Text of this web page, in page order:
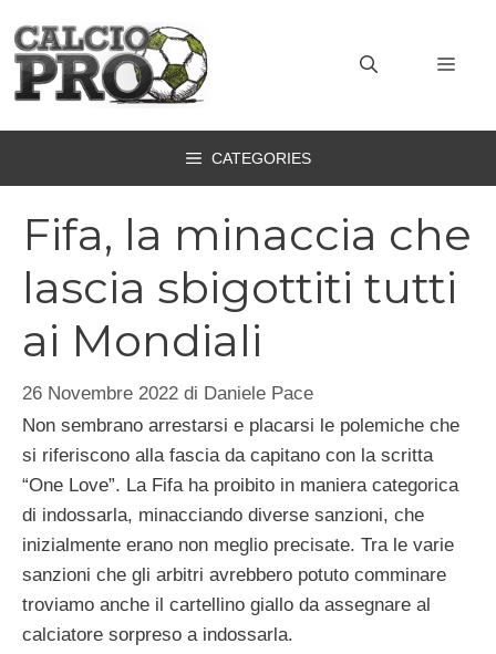
contenuto
CATEGORIES
Fifa, la minaccia che
lascia sbigottiti tutti
ai Mondiali
26 Novembre 2022 di Daniele Pace
Non sembrano arrestarsi e placarsi le polemiche che
si riferiscono alla fascia da capitano con la scritta
“One Love”. La Fifa ha proibito in maniera categorica
di indossarla, minacciando diverse sanzioni, che
inizialmente erano non meglio precisate. Tra le varie
sanzioni che gli arbitri avrebbero potuto comminare
troviamo anche il cartellino giallo da assegnare al
calciatore sorpreso a indossarla.